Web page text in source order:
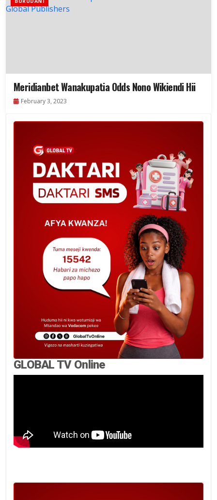
Meridianbet Wanakupatia Odds Nono Wikiendi Hii
February 3, 2023
GLOBAL TV Online